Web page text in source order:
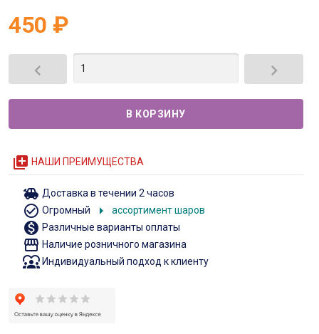
450 ₽
 
queue НАШИ ПРЕИМУЩЕСТВА
toys Доставка в течении 2 часов
check_circle_outline Огромный arrow_right ассортимент шаров
monetization_on Различные варианты оплаты
storefront Наличие розничного магазина
diversity_1Индивидуальный подход к клиенту